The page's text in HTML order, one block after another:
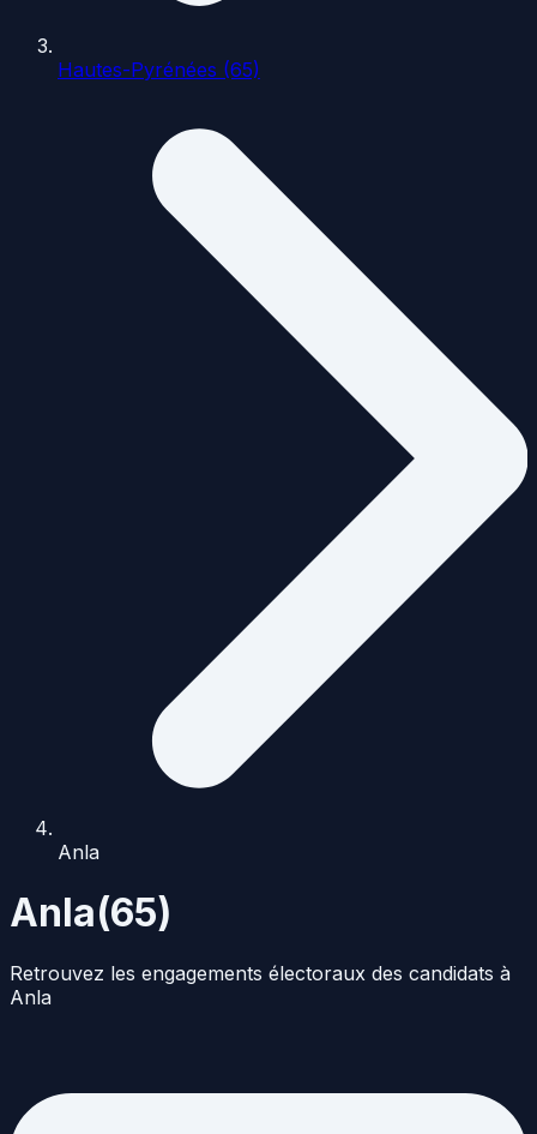
Hautes-Pyrénées (65)
Anla
Anla(65)
Retrouvez les engagements électoraux des candidats à
Anla